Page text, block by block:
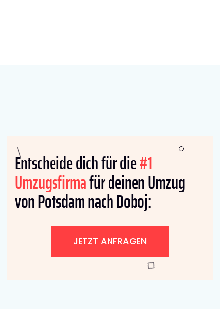
Entscheide dich für die#1
Umzugsfirmafür deinen Umzug
von Potsdam nach Doboj:
JETZT ANFRAGEN